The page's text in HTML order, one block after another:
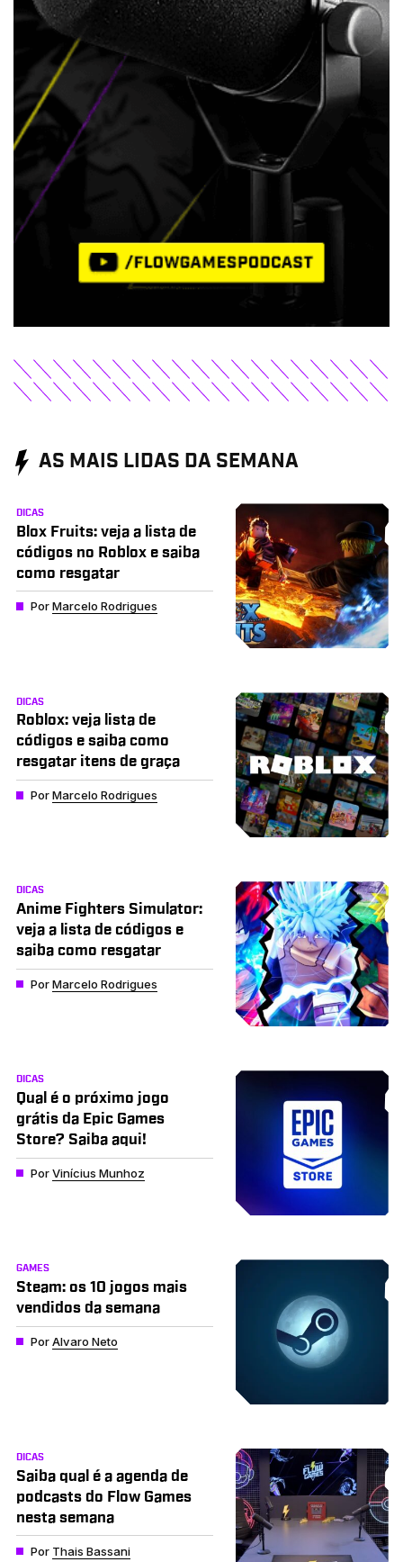
AS MAIS LIDAS DA SEMANA
DICAS
Blox Fruits: veja a lista de
códigos no Roblox e saiba
como resgatar
PorMarcelo Rodrigues
DICAS
Roblox: veja lista de
códigos e saiba como
resgatar itens de graça
PorMarcelo Rodrigues
DICAS
Anime Fighters Simulator:
veja a lista de códigos e
saiba como resgatar
PorMarcelo Rodrigues
DICAS
Qual é o próximo jogo
grátis da Epic Games
Store? Saiba aqui!
PorVinícius Munhoz
GAMES
Steam: os 10 jogos mais
vendidos da semana
PorAlvaro Neto
DICAS
Saiba qual é a agenda de
podcasts do Flow Games
nesta semana
Por Thais Bassani